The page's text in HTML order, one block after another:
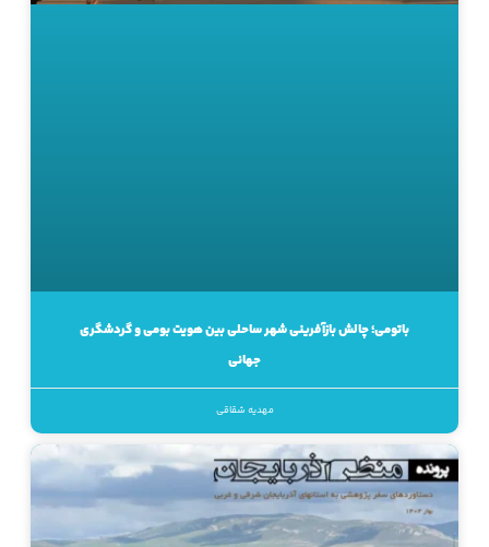
باتومی؛ چالش بازآفرینی شهر ساحلی بین هویت بومی و گردشگری
جهانی
مهدیه شقاقی